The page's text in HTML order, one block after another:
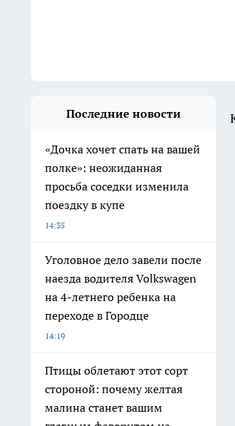
Последние новости
«Дочка хочет спать на вашей
полке»: неожиданная
просьба соседки изменила
поездку в купе
14:35
Уголовное дело завели после
наезда водителя Volkswagen
на 4-летнего ребенка на
переходе в Городце
14:19
Птицы облетают этот сорт
стороной: почему желтая
малина станет вашим